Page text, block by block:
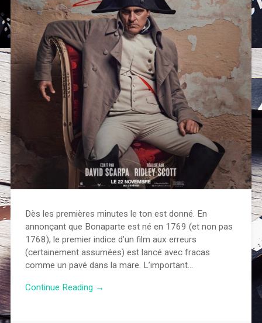
Dès les premières minutes le ton est donné. En
annonçant que Bonaparte est né en 1769 (et non pas
1768), le premier indice d’un film aux erreurs
(certainement assumées) est lancé avec fracas
comme un pavé dans la mare. L’important…
Continue Reading →